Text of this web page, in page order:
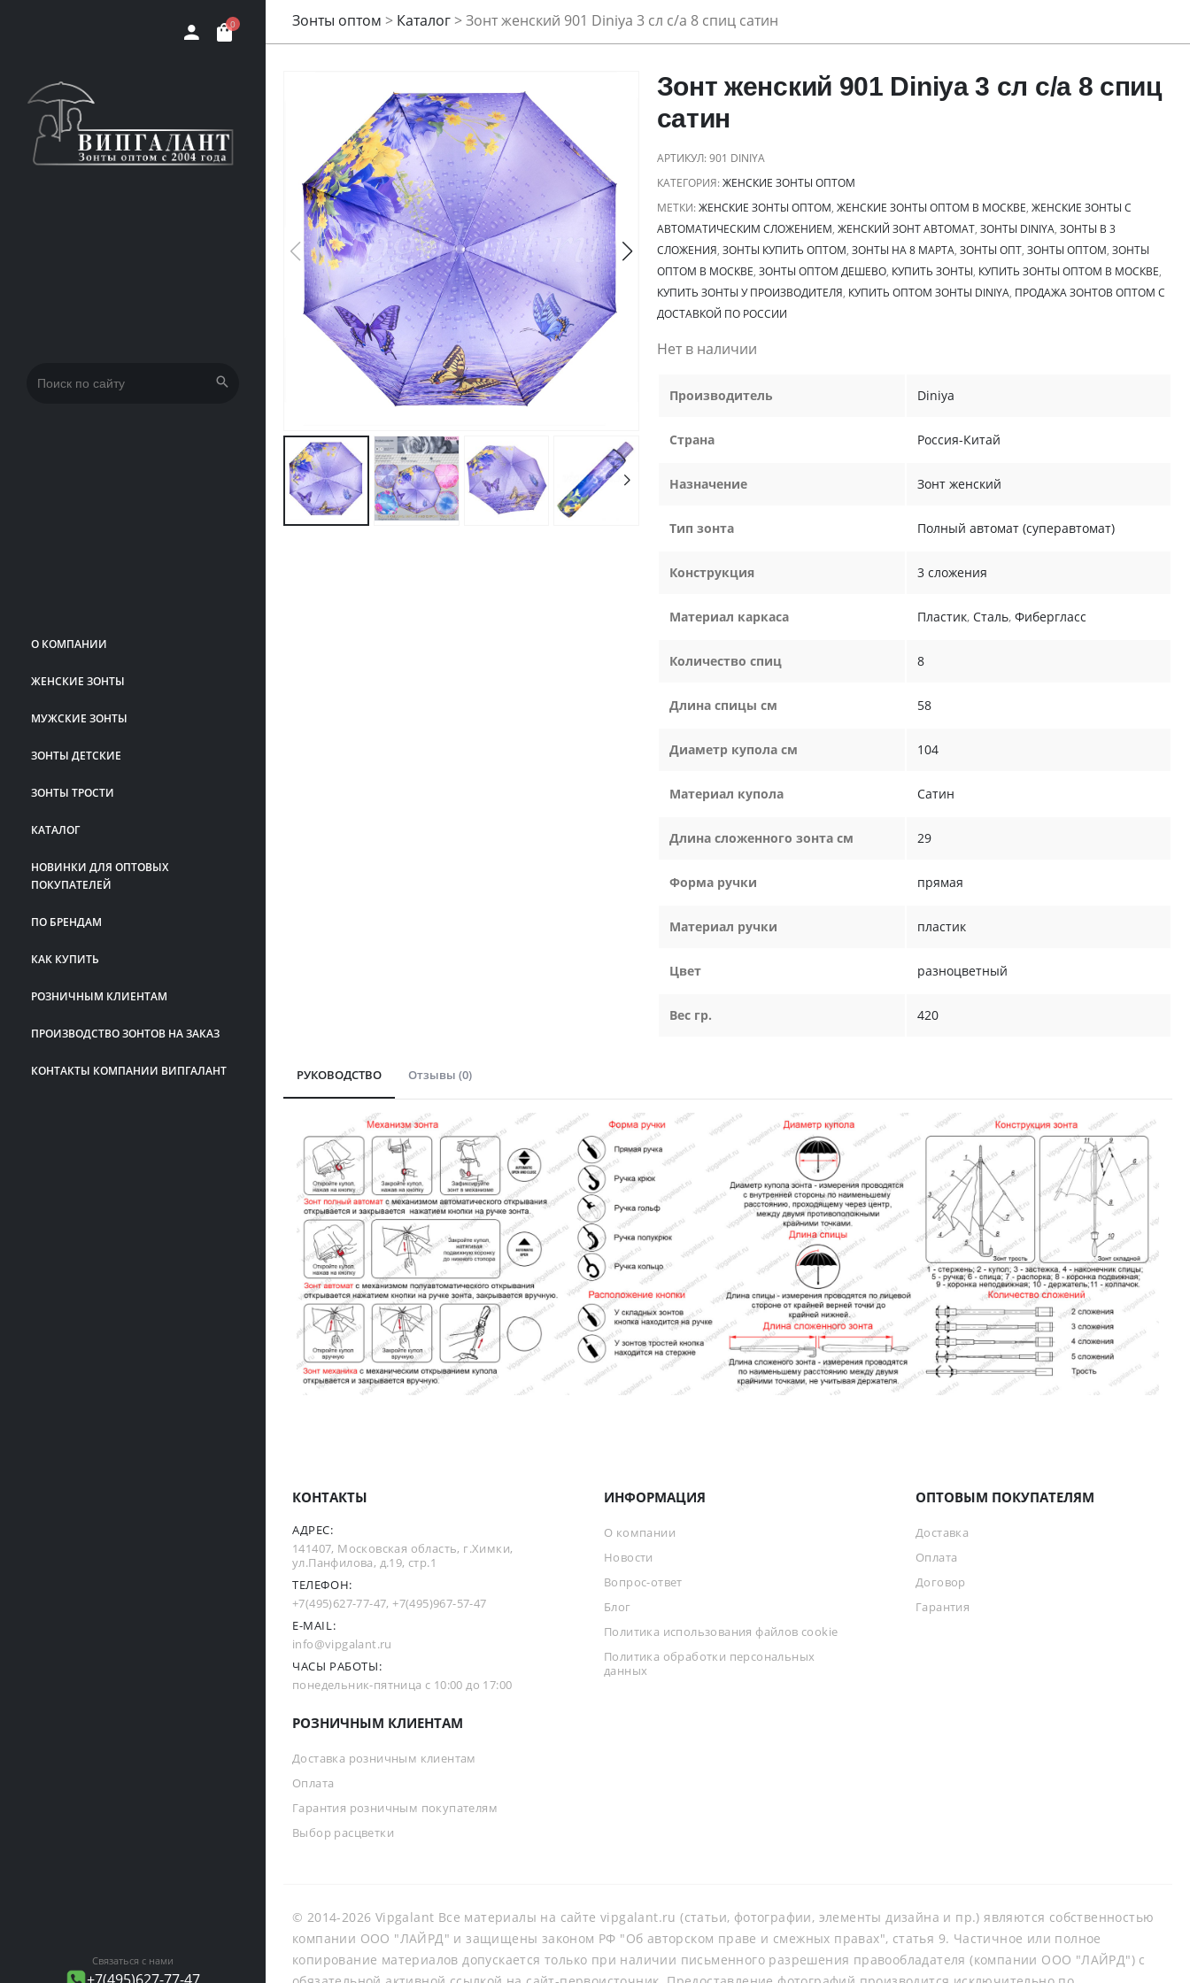
0
Искать:
О КОМПАНИИ
ЖЕНСКИЕ ЗОНТЫ
МУЖСКИЕ ЗОНТЫ
ЗОНТЫ ДЕТСКИЕ
ЗОНТЫ ТРОСТИ
КАТАЛОГ
НОВИНКИ ДЛЯ ОПТОВЫХ
ПОКУПАТЕЛЕЙ
ПО БРЕНДАМ
КАК КУПИТЬ
РОЗНИЧНЫМ КЛИЕНТАМ
ПРОИЗВОДСТВО ЗОНТОВ НА ЗАКАЗ
КОНТАКТЫ КОМПАНИИ ВИПГАЛАНТ
Связаться с нами
Зонты оптом > Каталог>Зонт женский 901 Diniya 3 сл с/а 8 спиц сатин
Зонт женский 901 Diniya 3 сл с/а 8 спиц
сатин
АРТИКУЛ:901 DINIYA
КАТЕГОРИЯ:ЖЕНСКИЕ ЗОНТЫ ОПТОМ
МЕТКИ:ЖЕНСКИЕ ЗОНТЫ ОПТОМ, ЖЕНСКИЕ ЗОНТЫ ОПТОМ В МОСКВЕ, ЖЕНСКИЕ ЗОНТЫ С
АВТОМАТИЧЕСКИМ СЛОЖЕНИЕМ, ЖЕНСКИЙ ЗОНТ АВТОМАТ, ЗОНТЫ DINIYA, ЗОНТЫ В 3
СЛОЖЕНИЯ, ЗОНТЫ КУПИТЬ ОПТОМ, ЗОНТЫ НА 8 МАРТА, ЗОНТЫ ОПТ, ЗОНТЫ ОПТОМ, ЗОНТЫ
ОПТОМ В МОСКВЕ, ЗОНТЫ ОПТОМ ДЕШЕВО, КУПИТЬ ЗОНТЫ, КУПИТЬ ЗОНТЫ ОПТОМ В МОСКВЕ,
КУПИТЬ ЗОНТЫ У ПРОИЗВОДИТЕЛЯ, КУПИТЬ ОПТОМ ЗОНТЫ DINIYA, ПРОДАЖА ЗОНТОВ ОПТОМ С
ДОСТАВКОЙ ПО РОССИИ
Нет в наличии
Производитель Diniya
Страна Россия-Китай
Назначение Зонт женский
Тип зонта Полный автомат (суперавтомат)
Конструкция 3 сложения
Материал каркаса Пластик, Сталь, Фибергласс
Количество спиц 8
Длина спицы см 58
Диаметр купола см 104
Материал купола Сатин
Длина сложенного зонта см 29
Форма ручки прямая
Материал ручки пластик
Цвет разноцветный
Вес гр. 420
РУКОВОДСТВО Отзывы (0)
КОНТАКТЫ
АДРЕС:
141407, Московская область, г.Химки,
ул.Панфилова, д.19, стр.1
ТЕЛЕФОН:
+7(495)627-77-47,+7(495)967-57-47
E-MAIL:
info@vipgalant.ru
ЧАСЫ РАБОТЫ:
понедельник-пятница с 10:00 до 17:00
ИНФОРМАЦИЯ
О компании
Новости
Вопрос-ответ
Блог
Политика использования файлов cookie
Политика обработки персональных
данных
ОПТОВЫМ ПОКУПАТЕЛЯМ
Доставка
Оплата
Договор
Гарантия
РОЗНИЧНЫМ КЛИЕНТАМ
Доставка розничным клиентам
Оплата
Гарантия розничным покупателям
Выбор расцветки
© 2014-2026 Vipgalant Все материалы на сайте vipgalant.ru (статьи, фотографии, элементы дизайна и пр.) являются собственностью
компании ООО "ЛАЙРД" и защищены законом РФ "Об авторском праве и смежных правах", статья 9. Частичное или полное
копирование материалов допускается только при наличии письменного разрешения правообладателя (компании ООО "ЛАЙРД") с